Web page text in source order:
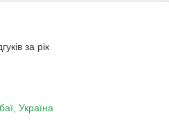
за рік
Україна